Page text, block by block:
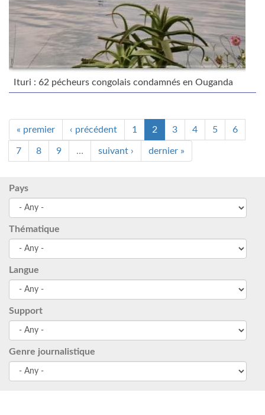
Ituri : 62 pécheurs congolais condamnés en Ouganda
« premier ‹ précédent 1 2 3 4 5 6
7 8 9 … suivant › dernier »
Pays
Thématique
Langue
Support
Genre journalistique